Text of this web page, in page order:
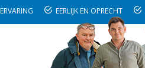
EERLIJK EN OPRECHT